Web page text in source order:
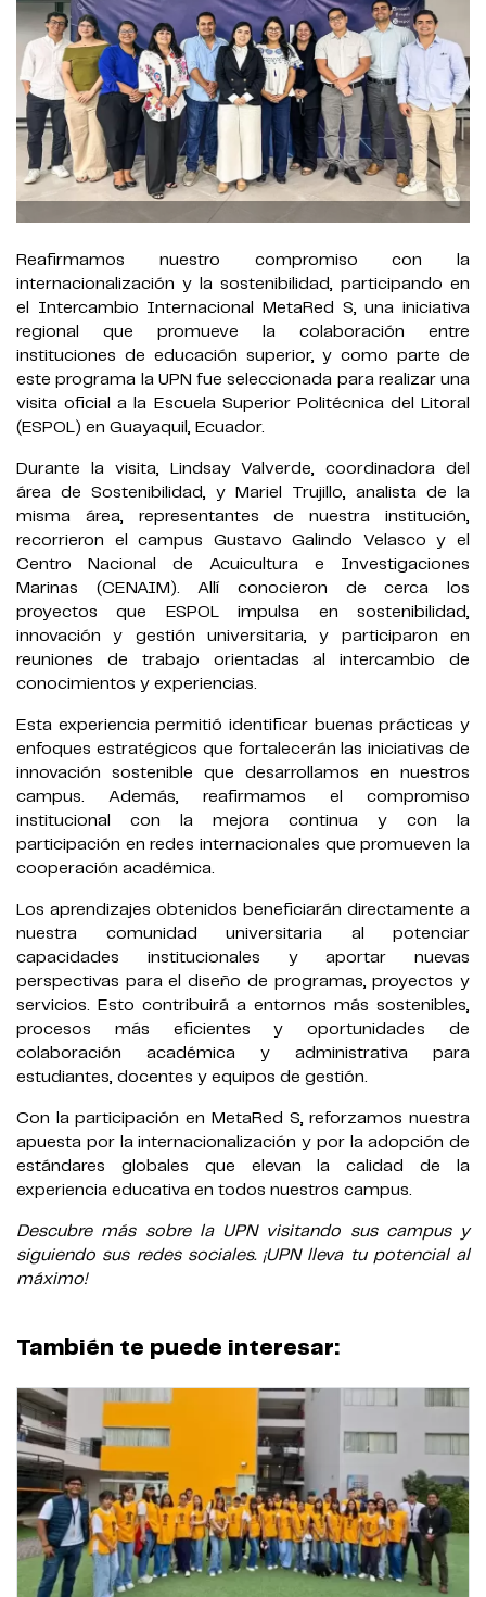
Reafirmamos nuestro compromiso con la
internacionalización y la sostenibilidad, participando en
el Intercambio Internacional MetaRed S, una iniciativa
regional que promueve la colaboración entre
instituciones de educación superior, y como parte de
este programa la UPN fue seleccionada para realizar una
visita oficial a la Escuela Superior Politécnica del Litoral
(ESPOL) en Guayaquil, Ecuador.
Durante la visita, Lindsay Valverde, coordinadora del
área de Sostenibilidad, y Mariel Trujillo, analista de la
misma área, representantes de nuestra institución,
recorrieron el campus Gustavo Galindo Velasco y el
Centro Nacional de Acuicultura e Investigaciones
Marinas (CENAIM). Allí conocieron de cerca los
proyectos que ESPOL impulsa en sostenibilidad,
innovación y gestión universitaria, y participaron en
reuniones de trabajo orientadas al intercambio de
conocimientos y experiencias.
Esta experiencia permitió identificar buenas prácticas y
enfoques estratégicos que fortalecerán las iniciativas de
innovación sostenible que desarrollamos en nuestros
campus. Además, reafirmamos el compromiso
institucional con la mejora continua y con la
participación en redes internacionales que promueven la
cooperación académica.
Los aprendizajes obtenidos beneficiarán directamente a
nuestra comunidad universitaria al potenciar
capacidades institucionales y aportar nuevas
perspectivas para el diseño de programas, proyectos y
servicios. Esto contribuirá a entornos más sostenibles,
procesos más eficientes y oportunidades de
colaboración académica y administrativa para
estudiantes, docentes y equipos de gestión.
Con la participación en MetaRed S, reforzamos nuestra
apuesta por la internacionalización y por la adopción de
estándares globales que elevan la calidad de la
experiencia educativa en todos nuestros campus.
Descubre más sobre la UPN visitando sus campus y
siguiendo sus redes sociales. ¡UPN lleva tu potencial al
máximo!
También te puede interesar: